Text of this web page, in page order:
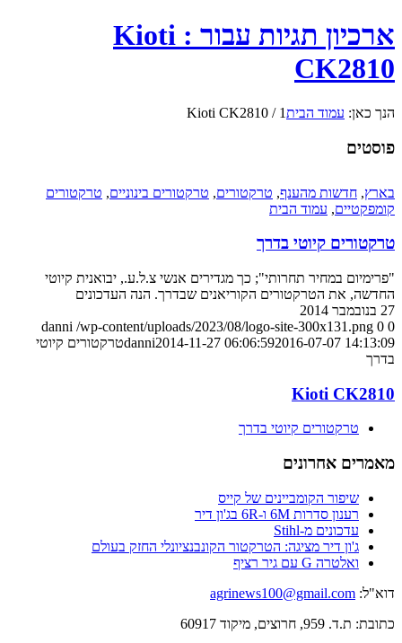
ארכיון תגיות עבור : Kioti
CK2810
הנך כאן: עמוד הבית1
/
Kioti CK2810
פוסטים
בארץ, חדשות מהענף, טרקטורים, טרקטורים בינוניים, טרקטורים
קומפקטיים, עמוד הבית
טרקטורים קיוטי בדרך
"פרימיום במחיר תחרותי"; כך מגדירים אנשי צ.ל.ע., יבואנית קיוטי
החדשה, את הטרקטורים הקוריאנים שבדרך. הנה העדכונים
27 בנובמבר 2014
0
0
danni /wp-content/uploads/2023/08/logo-site-300x131.png
danni2014-11-27 06:06:592016-07-07 14:13:09
טרקטורים קיוטי
בדרך
Kioti CK2810
טרקטורים קיוטי בדרך
מאמרים אחרונים
שיפור הקומביינים של קייס
רענון סדרות 6M ו-6R בג'ון דיר
עדכונים מ-Stihl
ג'ון דיר מציגה: הטרקטור הקונבנציונלי החזק בעולם
ואלטרה G עם גיר רציף
דוא"ל: agrinews100@gmail.com
כתובת: ת.ד. 959, חרוצים, מיקוד 60917